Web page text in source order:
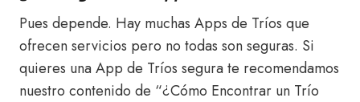
Pues depende. Hay muchas Apps de Tríos que
ofrecen servicios pero no todas son seguras. Si
quieres una App de Tríos segura te recomendamos
nuestro contenido de “¿Cómo Encontrar un Trío